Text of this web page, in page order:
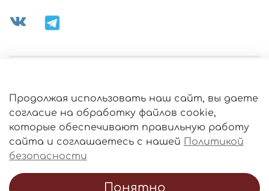
ИНФОРМАЦИЯ
О МАГАЗИНЕ
Продолжая использовать наш сайт, вы даете
согласие на обработку файлов cookie,
которые обеспечивают правильную работу
сайта и соглашаетесь с нашей Политикой
безопасности
Понятно
Политика
обработки